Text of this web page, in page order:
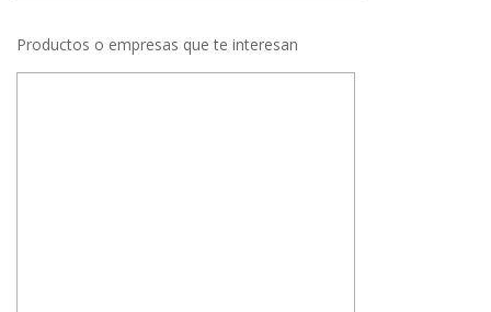
Productos o empresas que te interesan